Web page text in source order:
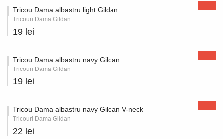
Tricou Dama albastru light Gildan
Tricouri Dama Gildan
19 lei
Tricou Dama albastru navy Gildan
Tricouri Dama Gildan
19 lei
Tricou Dama albastru navy Gildan V-neck
Tricouri Dama Gildan
22 lei